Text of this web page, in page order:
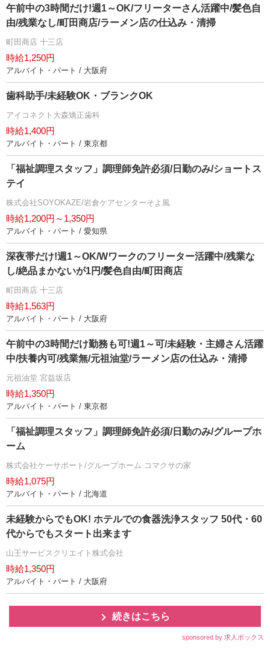
午前中の3時間だけ!週1～OK/フリーターさん活躍中/髪色自
由/残業なし/町田商店/ラーメン店の仕込み・清掃
町田商店 十三店
時給1,250円
アルバイト・パート / 大阪府
歯科助手/未経験OK・ブランクOK
アイコネクト大森矯正歯科
時給1,400円
アルバイト・パート / 東京都
「福祉調理スタッフ」調理師免許必須/日勤のみ/ショートス
テイ
株式会社SOYOKAZE/岩倉ケアセンターそよ風
時給1,200円～1,350円
アルバイト・パート / 愛知県
深夜帯だけ!週1～OK/Wワークのフリーター活躍中/残業な
し/絶品まかないが1円/髪色自由/町田商店
町田商店 十三店
時給1,563円
アルバイト・パート / 大阪府
午前中の3時間だけ勤務も可!週1～可/未経験・主婦さん活躍
中/扶養内可/残業無/元祖油堂/ラーメン店の仕込み・清掃
元祖油堂 宮益坂店
時給1,350円
アルバイト・パート / 東京都
「福祉調理スタッフ」調理師免許必須/日勤のみ/グループホ
ーム
株式会社ケーサポート/グループホーム コマクサの家
時給1,075円
アルバイト・パート / 北海道
未経験からでもOK! ホテルでの食器洗浄スタッフ 50代・60
代からでもスタート出来ます
山王サービスクリエイト株式会社
時給1,350円
アルバイト・パート / 大阪府
続きはこちら
sponsored by 求人ボックス